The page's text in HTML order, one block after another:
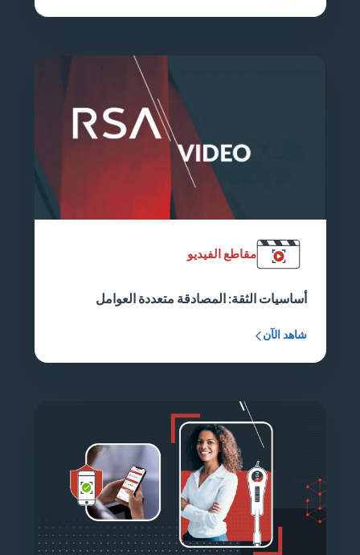
مقاطع الفيديو
أساسيات الثقة: المصادقة متعددة العوامل
شاهد الآن